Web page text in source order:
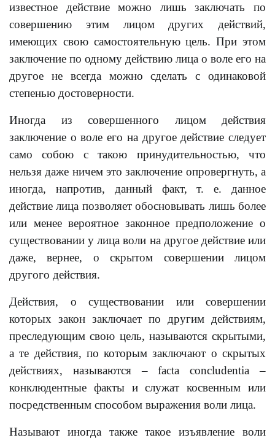
известное действие можно лишь заключать по
совершению этим лицом других действий,
имеющих свою самостоятельную цель. При этом
заключение по одному действию лица о воле его на
другое не всегда можно сделать с одинаковой
степенью достоверности.
Иногда из совершенного лицом действия
заключение о воле его на другое действие следует
само собою с такою принудительностью, что
нельзя даже ничем это заключение опровергнуть, a
иногда, напротив, данный факт, т. е. данное
действие лица позволяет обосновывать лишь более
или менее вероятное законное предположение о
существовании y лица воли на другое действие или
даже, вернее, о скрытом совершении лицом
другого действия.
Действия, о существовании или совершении
которых закон заключает по другим действиям,
преследующим свою цель, называются скрытыми,
a те действия, по которым заключают о скрытых
действиях, называются – facta concludentia –
конклюдентные факты и служат косвенным или
посредственным способом выражения воли лица.
Называют иногда также такое изъявление воли